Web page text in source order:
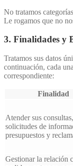
No tratamos
Le rogamos que no
3. Finalidades y
Tratamos sus datos
continuación, cada
correspondiente:
Finalidad
Atender sus consultas,
solicitudes de
presupuestos y
Gestionar la relación